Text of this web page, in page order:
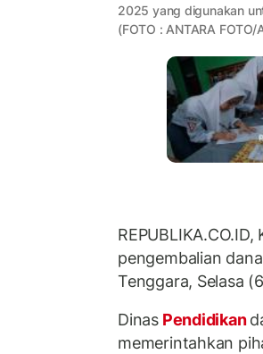
2025 yang digunakan
(FOTO : ANTARA
pengembalian
Tenggara, Selasa
DinasPendidikan
memerintahkan